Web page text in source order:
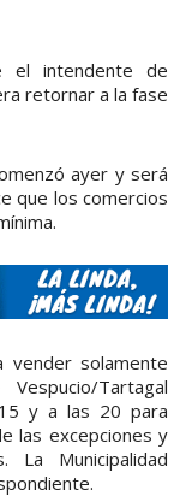
el intendente de
retornar a la fase
ayer y será
que los comercios
vender solamente
Tartagal
y a las 20 para
las excepciones y
La Municipalidad